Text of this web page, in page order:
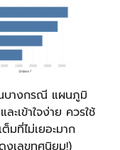
บางกรณี แผนภูมิ
ะเข้าใจง่าย ควรใช้
มที่ไม่เยอะมาก
งเลขทศนิยม!)